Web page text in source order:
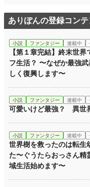
ありぽんの登録コンテ
小説 ファンタジー 連載中
【第１章完結】終末世
フ生活？ 〜なぜか最強
しく復興します〜
小説 ファンタジー 連載中
可愛いけど最強？ 異世
小説 ファンタジー 連載中
世界樹を救ったのは転生
た〜ぐうたらおっさん精
域生活始めます〜